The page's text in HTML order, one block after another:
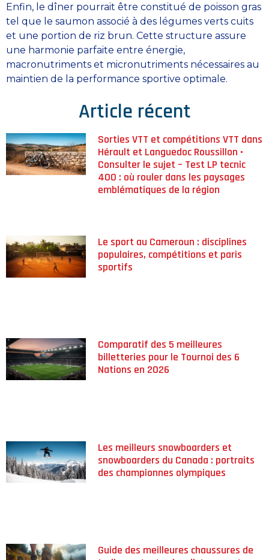
Article récent
Sorties VTT et compétitions VTT dans
Hérault et Languedoc Roussillon •
Consulter le sujet – Test LP tecnic
400 : où rouler dans les paysages
emblématiques de la région
Le sport au Cameroun : disciplines
populaires, compétitions et paris
sportifs
Comparatif des 5 meilleures
billetteries pour le Tournoi des 6
Nations en 2026
Les meilleurs snowboarders et
snowboarders du Canada : portraits
des championnes olympiques
Guide des meilleures chaussures de
Enfin, le dîner pourrait être constitué de poisson gras
tel que le saumon associé à des légumes verts cuits
et une portion de riz brun. Cette structure assure
une harmonie parfaite entre énergie,
macronutriments et micronutriments nécessaires au
maintien de la performance sportive optimale.